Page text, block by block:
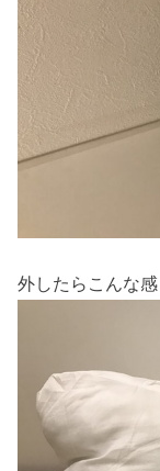
外したらこんな